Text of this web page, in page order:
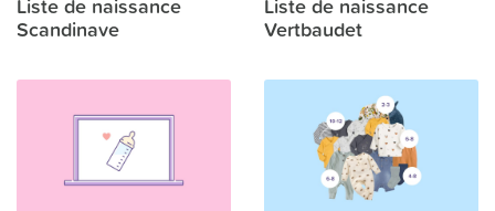
Scandinave Vertbaudet